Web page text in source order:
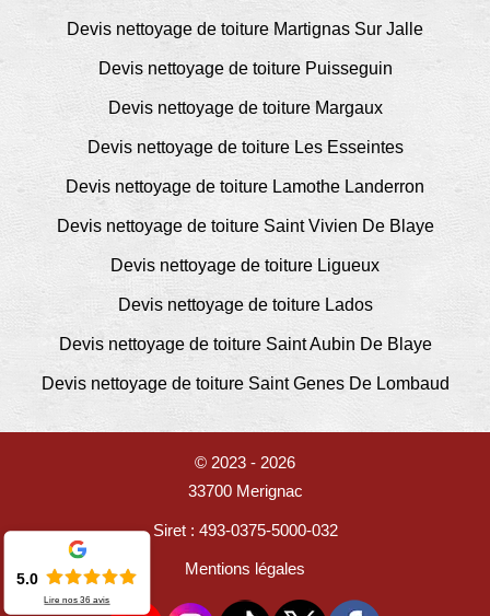
Devis nettoyage de toiture Martignas Sur Jalle
Devis nettoyage de toiture Puisseguin
Devis nettoyage de toiture Margaux
Devis nettoyage de toiture Les Esseintes
Devis nettoyage de toiture Lamothe Landerron
Devis nettoyage de toiture Saint Vivien De Blaye
Devis nettoyage de toiture Ligueux
Devis nettoyage de toiture Lados
Devis nettoyage de toiture Saint Aubin De Blaye
Devis nettoyage de toiture Saint Genes De Lombaud
© 2023 - 2026
33700 Merignac
Siret : 493-0375-5000-032
Mentions légales
5.0
Lire nos36 avis